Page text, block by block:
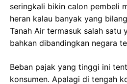
seringkali bikin calon pembeli
heran kalau banyak yang
Tanah Air termasuk salah satu
bahkan dibandingkan negara
Beban pajak yang tinggi ini
konsumen. Apalagi di tengah